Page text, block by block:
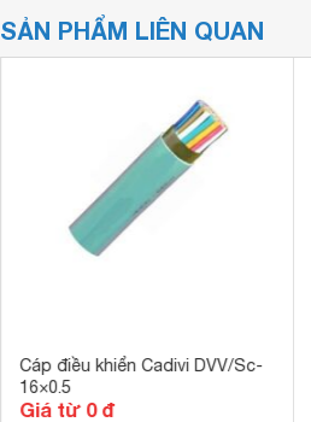
SẢN PHẨM LIÊN QUAN
Cáp điều khiển Cadivi DVV/Sc-
16×0.5
Giá từ 0 đ